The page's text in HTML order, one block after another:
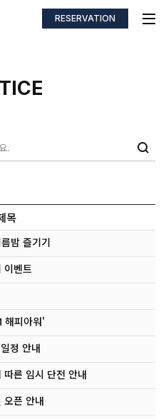
RESERVATION
목
밤 즐기기
이벤트
해피아워'
정 안내
따른 임시 단전 안내
오픈 안내